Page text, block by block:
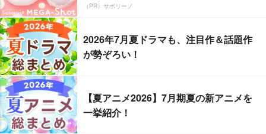
（PR）サボリーノ
2026年7月夏ドラマも、注目作＆話題作
が勢ぞろい！
【夏アニメ2026】7月期夏の新アニメを
一挙紹介！